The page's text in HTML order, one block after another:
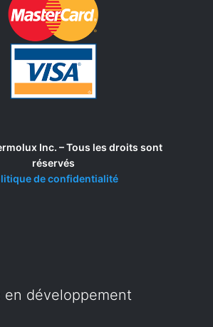
Inc. – Tous les droits sont
réservés
de confidentialité
en développement